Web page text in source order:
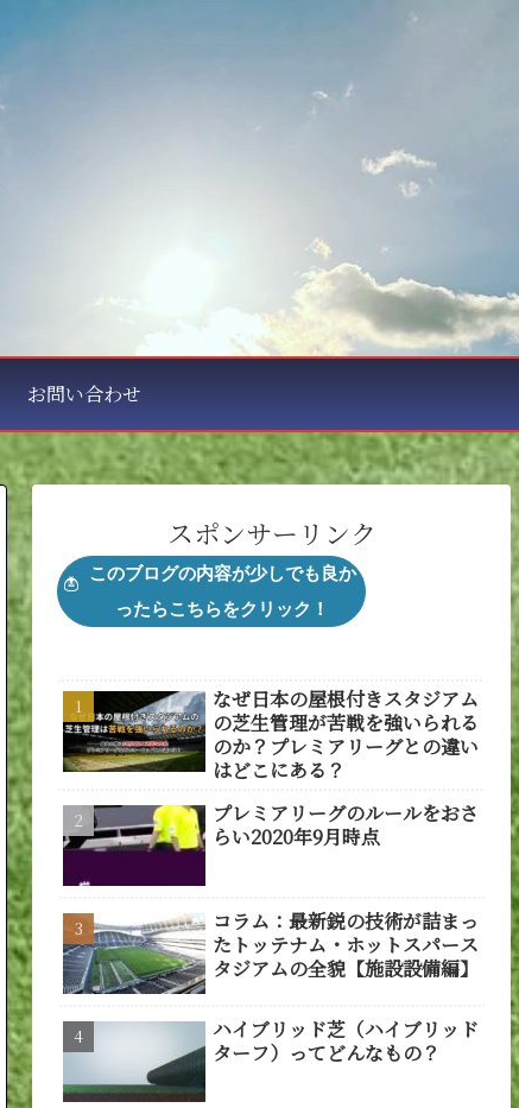
お問い合わせ
スポンサーリンク
なぜ日本の屋根付きスタジアム
の芝生管理が苦戦を強いられる
のか？プレミアリーグとの違い
はどこにある？
プレミアリーグのルールをおさ
らい2020年9月時点
コラム：最新鋭の技術が詰まっ
たトッテナム・ホットスパース
タジアムの全貌【施設設備編】
ハイブリッド芝（ハイブリッド
ターフ）ってどんなもの？